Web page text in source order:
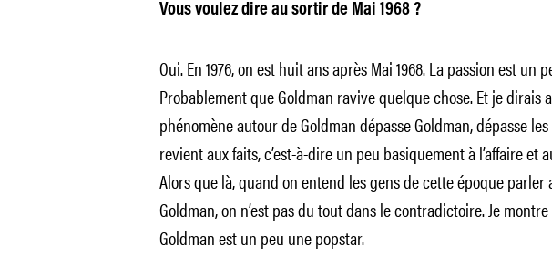
Vous voulez dire au sortir de Mai 1968 ?
Oui. En 1976, on est huit ans après Mai 1968. La passion est un
Probablement que Goldman ravive quelque chose. Et je dirais
phénomène autour de Goldman dépasse Goldman, dépasse
revient aux faits, c’est-à-dire un peu basiquement à l’affaire et
Alors que là, quand on entend les gens de cette époque parler
Goldman, on n’est pas du tout dans le contradictoire. Je
Goldman est un peu une popstar.